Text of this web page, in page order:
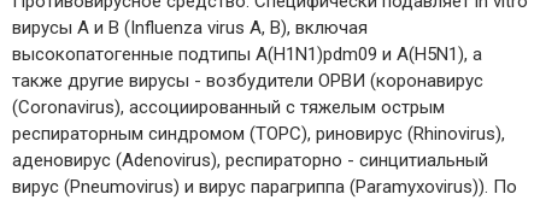
вирусы А и В (Influenza virus А, В), включая
высокопатогенные подтипы A(H1N1)pdm09 и A(H5N1), а
также другие вирусы - возбудители ОРВИ (коронавирус
(Coronavirus), ассоциированный с тяжелым острым
респираторным синдромом (ТОРС), риновирус (Rhinovirus),
аденовирус (Adenovirus), респираторно - синцитиальный
вирус (Pneumovirus) и вирус парагриппа (Paramyxovirus)). По